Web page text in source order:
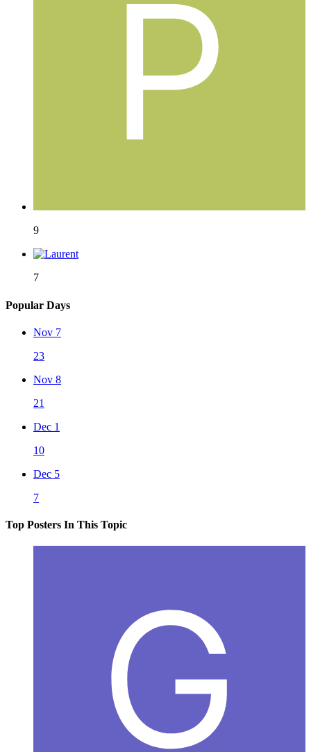
9
7
Popular Days
Nov 7
23
Nov 8
21
Dec 1
10
Dec 5
7
Top Posters In This Topic